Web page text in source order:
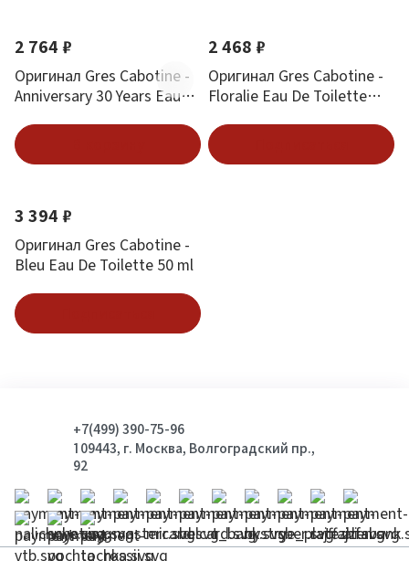
2 764 ₽
Оригинал Gres Cabotine -
Anniversary 30 Years Eau
2 468 ₽
Оригинал Gres Cabotine -
Floralie Eau De Toilette
3 394 ₽
Оригинал Gres Cabotine -
Bleu Eau De Toilette 50 ml
+7(499) 390-75-96
109443, г. Москва, Волгоградский пр.,
92